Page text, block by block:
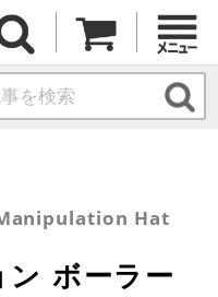
Hat
ボーラー